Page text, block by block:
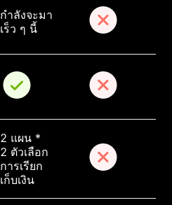
กำลังจะมา
เร็ว ๆ นี้
2 แผน *
2 ตัวเลือก
การเรียก
เก็บเงิน